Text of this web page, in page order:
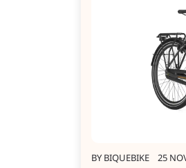
BY BIQUEBIKE 25